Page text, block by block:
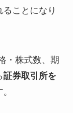
ることになり
・株式数、期
証券取引所を